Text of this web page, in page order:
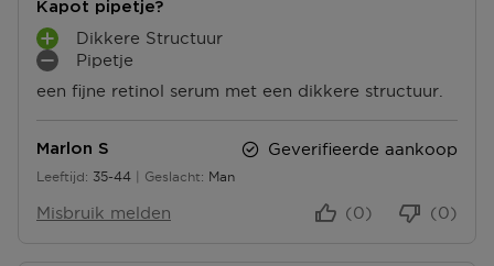
Kapot pipetje?
een fijne retinol serum met een dikkere structuur.
P
L
U
U
N
E
Dikkere Structuur
M
I
U
N
E
Pipetje
Marlon S
Leeftijd
35 tot 4435-44 Geslacht Man
Geverifieerde aankoop
Misbruik melden (0)
(0)